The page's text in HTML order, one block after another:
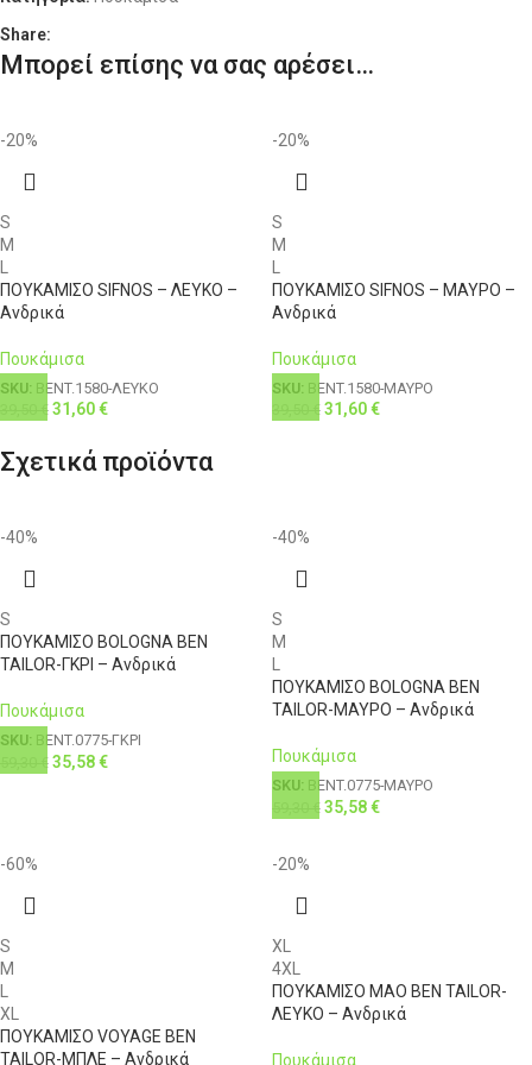
XXL 54 42 116-121
4XL 126-131
Share:
Μπορεί επίσης να σας αρέσει…
-20%
S
M
ΠΟΥΚΑΜΙΣΟ SIFNOS – ΛΕΥΚΟ –
Ανδρικά
Πουκάμισα
SKU: BENT.1580-ΛΕΥΚΟ
€ 31,60€
-20%
S
M
ΠΟΥΚΑΜΙΣΟ SIFNOS – ΜΑΥΡΟ –
Ανδρικά
Πουκάμισα
SKU: BENT.1580-ΜΑΥΡΟ
€ 31,60€
Σχετικά προϊόντα
-40%
S
ΠΟΥΚΑΜΙΣΟ BOLOGNA BEN
TAILOR-ΓΚΡΙ – Ανδρικά
Πουκάμισα
SKU: BENT.0775-ΓΚΡΙ
€ 35,58€
-40%
S
M
L
ΠΟΥΚΑΜΙΣΟ BOLOGNA BEN
TAILOR-ΜΑΥΡΟ – Ανδρικά
Πουκάμισα
SKU: BENT.0775-ΜΑΥΡΟ
€ 35,58€
-60%
S
M
L
XL
ΠΟΥΚΑΜΙΣΟ VOYAGE BEN
TAILOR-ΜΠΛΕ – Ανδρικά
-20%
XL
4XL
ΠΟΥΚΑΜΙΣΟ MAO BEN TAILOR-
ΛΕΥΚΟ – Ανδρικά
Πουκάμισα